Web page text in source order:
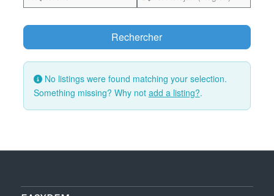
RechercherSearch
No listings were found matching your selection.
Something missing? Why not add a listing?.